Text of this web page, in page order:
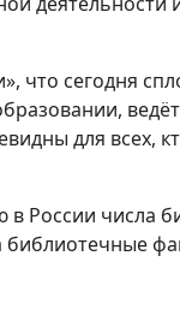
что сегодня
для всех,
России числа
библиотечные